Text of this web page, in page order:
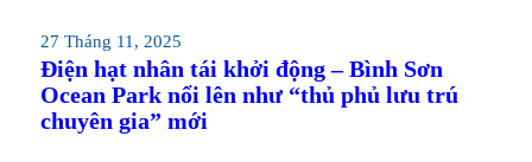
27 Tháng 11, 2025
Điện hạt nhân tái khởi động – Bình Sơn
Ocean Park nổi lên như “thủ phủ lưu trú
chuyên gia” mới